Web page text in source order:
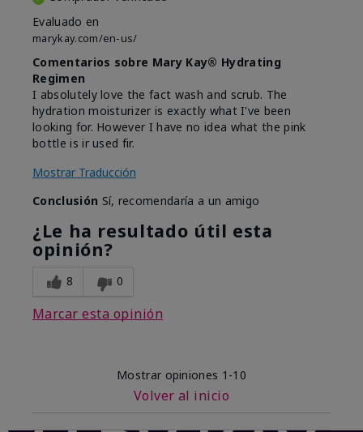
Evaluado en
marykay.com/en-us/
Comentarios sobre Mary Kay® Hydrating
Regimen
I absolutely love the fact wash and scrub. The
hydration moisturizer is exactly what I've been
looking for. However I have no idea what the pink
bottle is ir used fir.
Mostrar Traducción
Conclusión Sí, recomendaría a un amigo
¿Le ha resultado útil esta
opinión?
8 0
Marcar esta opinión
Mostrar opiniones 1-10
Volver al inicio